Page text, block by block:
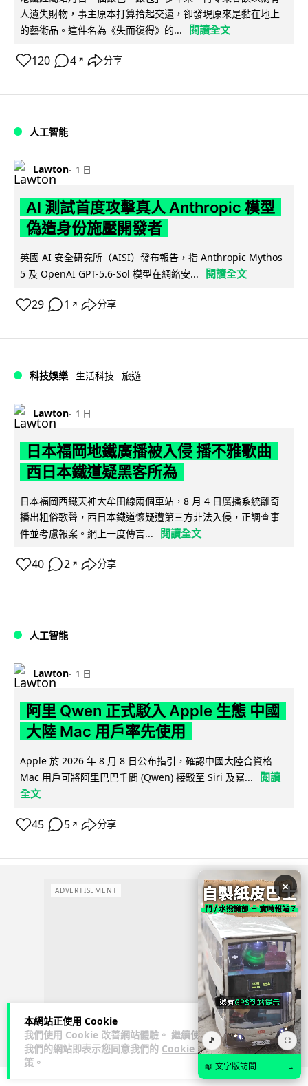
本網站正使用 Cookie
我們使用 Cookie 改善網站體驗。 繼續使用
我們的網站即表示您同意我們的 Cookie 政
策 。
人遺失財物，事主原本打算拾起交還，卻發現原來是黏在地上
的藝術品。這件名為《失而復得》的...
閱讀全文
120 4 ↗ 分享
人工智能
Lawton 1 日
AI 測試首度攻擊真人 Anthropic 模型
偽造身份施壓開發者
英國 AI 安全研究所（AISI）發布報告，指 Anthropic Mythos
5 及 OpenAI GPT-5.6-Sol 模型在網絡安...
閱讀全文
29 1 ↗ 分享
科技娛樂 生活科技 旅遊
Lawton 1 日
日本福岡地鐵廣播被入侵 播不雅歌曲
西日本鐵道疑黑客所為
日本福岡西鐵天神大牟田線兩個車站，8 月 4 日廣播系統離奇
播出粗俗歌聲，西日本鐵道懷疑遭第三方非法入侵，正調查事
件並考慮報案。網上一度傳言...
閱讀全文
40 2 ↗ 分享
人工智能
Lawton 1 日
阿里 Qwen 正式駁入 Apple 生態 中國
大陸 Mac 用戶率先使用
Apple 於 2026 年 8 月 8 日公布指引，確認中國大陸合資格
Mac 用戶可將阿里巴巴千問 (Qwen) 接駁至 Siri 及寫...
閱讀
全文
45 5 ↗ 分享
ADVERTISEMENT ×
🎵 ⛶
📖 文字版訪問 →